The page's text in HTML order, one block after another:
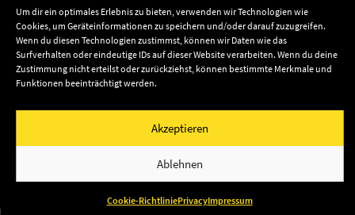
Um dir ein optimales Erlebnis zu bieten, verwenden wir Technologien wie
Cookies, um Geräteinformationen zu speichern und/oder darauf zuzugreifen.
Wenn du diesen Technologien zustimmst, können wir Daten wie das
Surfverhalten oder eindeutige IDs auf dieser Website verarbeiten. Wenn du deine
Zustimmung nicht erteilst oder zurückziehst, können bestimmte Merkmale und
Funktionen beeinträchtigt werden.
Akzeptieren
Ablehnen
Cookie-RichtliniePrivacyImpressum
Audiolith
News
Artists
Contact Us
Dates
Shop
© 2003–2026 Audiolith International GmbH & Audiolith
Publishing
Impressum Privacy